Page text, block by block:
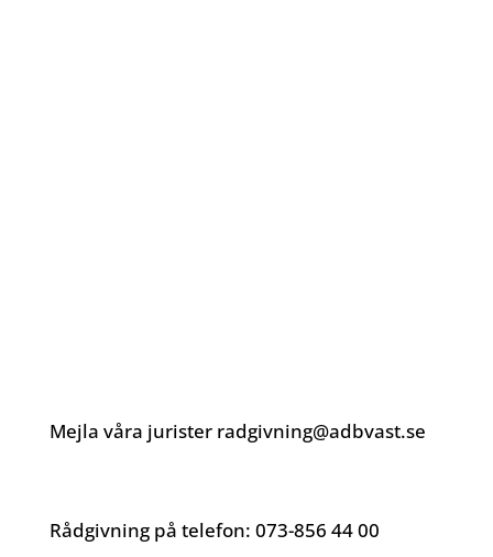
Mejla våra jurister radgivning@adbvast.se
Rådgivning på telefon: 073-856 44 00